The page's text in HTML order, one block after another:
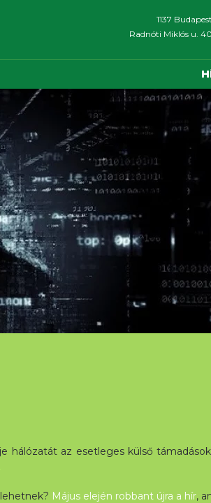
1137
Radnóti Miklós u.
az esetleges külső
Május elején robbant újra a hír,